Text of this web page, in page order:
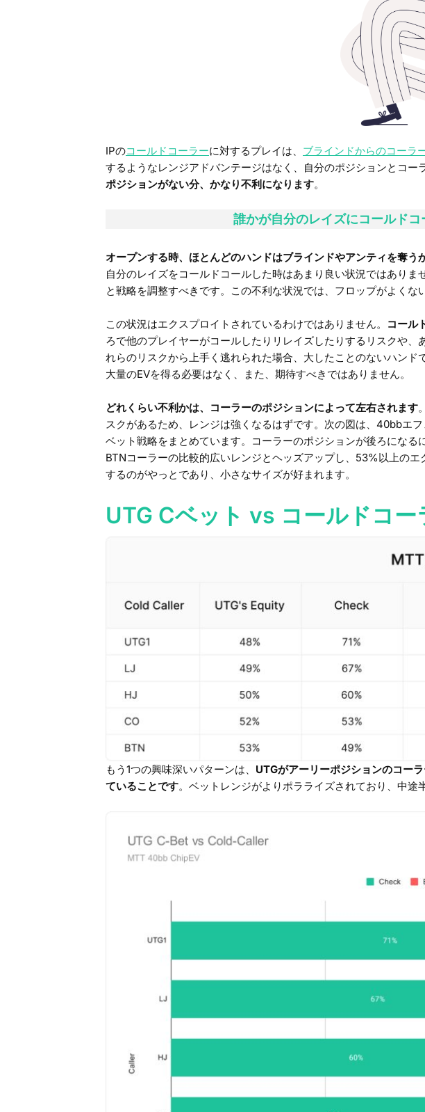
IPのコールドコーラーに対するプレイは、 ブラインドからのコーラ
するようなレンジアドバンテージはなく、自分のポジションとコー
ポジションがない分、かなり不利になります。
誰かが自分のレイズにコールドコ
オープンする時、ほとんどのハンドはブラインドやアンティを奪
自分のレイズをコールドコールした時はあまり良い状況ではあり
と戦略を調整すべきです。この不利な状況では、フロップがよくな
この状況はエクスプロイトされているわけではありません。 コール
ろで他のプレイヤーがコールしたりリレイズしたりするリスクや
れらのリスクから上手く逃れられた場合、大したことのないハン
大量のEVを得る必要はなく、また、期待すべきではありません。
どれくらい不利かは、コーラーのポジションによって左右されます
スクがあるため、レンジは強くなるはずです。次の図は、40bbエ
ベット戦略をまとめています。コーラーのポジションが後ろになる
BTNコーラーの比較的広いレンジとヘッズアップし、53%以上の
するのがやっとであり、小さなサイズが好まれます。
UTG Cベット vs コールドコー
もう1つの興味深いパターンは、 UTGがアーリーポジションのコー
ていることです。ベットレンジがよりポラライズされており、中途